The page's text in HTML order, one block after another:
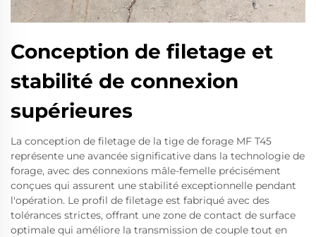
Conception de filetage et
stabilité de connexion
supérieures
La conception de filetage de la tige de forage MF T45
représente une avancée significative dans la technologie de
forage, avec des connexions mâle-femelle précisément
conçues qui assurent une stabilité exceptionnelle pendant
l'opération. Le profil de filetage est fabriqué avec des
tolérances strictes, offrant une zone de contact de surface
optimale qui améliore la transmission de couple tout en